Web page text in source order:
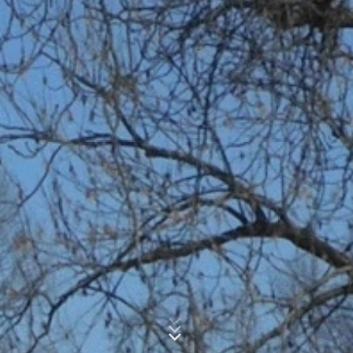
информация от името на оператора на този уебсайт,
за да оцени използването от вас на уебсайта, да
състави доклади за дейността на уебсайта и да
предостави други услуги относно дейността на
уебсайта и използването на Интернет за оператора
на уебсайта. IP адресът, предаден от вашия браузър
като част от Google Analytics, няма да бъде обединен
с други данни, съхранявани от Google.
Приставка за браузър
Можете да предотвратите съхраняването на тези
бисквитки, като изберете подходящите настройки в
браузъра си.Искаме обаче да отбележим, че това
може да означава, че няма да можете да се
насладите на пълната функционалност на този
уебсайт. Можете също така да предотвратите
предаването на данните, генерирани от бисквитки за
използването на уебсайта ви (вкл. Вашия IP адрес), и
обработката на тези данни от Google, като изтеглите
и инсталирате приставката за браузър, достъпна на
следната връзка:
https://tools.google.com/dlpage/gaoptout?hl=en
Subject*
Message
Upload your resume
CHOOSE A FILE
Тип на файла: PDF| Размер на файла:0 MB